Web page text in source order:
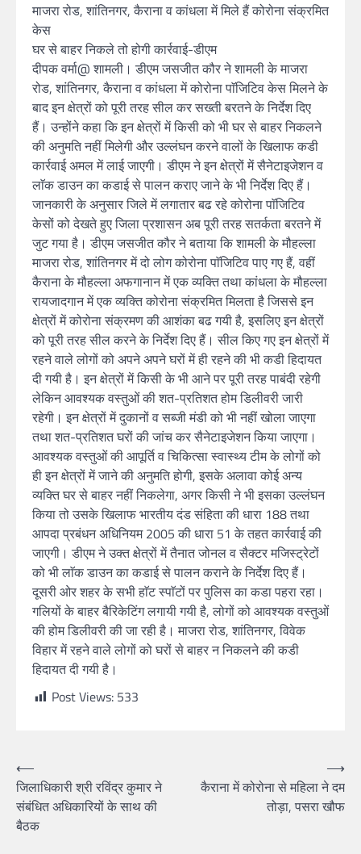
माजरा रोड, शांतिनगर, कैराना व कांधला में मिले हैं कोरोना संक्रमित
केस
घर से बाहर निकले तो होगी कार्रवाई-डीएम
दीपक वर्मा@ शामली। डीएम जसजीत कौर ने शामली के माजरा
रोड, शांतिनगर, कैराना व कांधला में कोरोना पाॅजिटिव केस मिलने के
बाद इन क्षेत्रों को पूरी तरह सील कर सख्ती बरतने के निर्देश दिए
हैं। उन्होंने कहा कि इन क्षेत्रों में किसी को भी घर से बाहर निकलने
की अनुमति नहीं मिलेगी और उल्लंघन करने वालों के खिलाफ कडी
कार्रवाई अमल में लाई जाएगी। डीएम ने इन क्षेत्रों में सैनेटाइजेशन व
लाॅक डाउन का कडाई से पालन कराए जाने के भी निर्देश दिए हैं।
जानकारी के अनुसार जिले में लगातार बढ रहे कोरोना पाॅजिटिव
केसों को देखते हुए जिला प्रशासन अब पूरी तरह सतर्कता बरतने में
जुट गया है। डीएम जसजीत कौर ने बताया कि शामली के मौहल्ला
माजरा रोड, शांतिनगर में दो लोग कोरोना पाॅजिटिव पाए गए हैं, वहीं
कैराना के मौहल्ला अफगानान में एक व्यक्ति तथा कांधला के मौहल्ला
रायजादगान में एक व्यक्ति कोरोना संक्रमित मिलता है जिससे इन
क्षेत्रों में कोरोना संक्रमण की आशंका बढ गयी है, इसलिए इन क्षेत्रों
को पूरी तरह सील करने के निर्देश दिए हैं। सील किए गए इन क्षेत्रों में
रहने वाले लोगों को अपने अपने घरों में ही रहने की भी कडी हिदायत
दी गयी है। इन क्षेत्रों में किसी के भी आने पर पूरी तरह पाबंदी रहेगी
लेकिन आवश्यक वस्तुओं की शत-प्रतिशत होम डिलीवरी जारी
रहेगी। इन क्षेत्रों में दुकानों व सब्जी मंडी को भी नहीं खोला जाएगा
तथा शत-प्रतिशत घरों की जांच कर सैनेटाइजेशन किया जाएगा।
आवश्यक वस्तुओं की आपूर्ति व चिकित्सा स्वास्थ्य टीम के लोगों को
ही इन क्षेत्रों में जाने की अनुमति होगी, इसके अलावा कोई अन्य
व्यक्ति घर से बाहर नहीं निकलेगा, अगर किसी ने भी इसका उल्लंघन
किया तो उसके खिलाफ भारतीय दंड संहिता की धारा 188 तथा
आपदा प्रबंधन अधिनियम 2005 की धारा 51 के तहत कार्रवाई की
जाएगी। डीएम ने उक्त क्षेत्रों में तैनात जोनल व सैक्टर मजिस्ट्रेटों
को भी लाॅक डाउन का कडाई से पालन कराने के निर्देश दिए हैं।
दूसरी ओर शहर के सभी हाॅट स्पाॅटों पर पुलिस का कडा पहरा रहा।
गलियों के बाहर बैरिकेटिंग लगायी गयी है, लोगों को आवश्यक वस्तुओं
की होम डिलीवरी की जा रही है। माजरा रोड, शांतिनगर, विवेक
विहार में रहने वाले लोगों को घरों से बाहर न निकलने की कडी
हिदायत दी गयी है।
Post Views: 533
⟵
जिलाधिकारी श्री रविंद्र कुमार ने
संबंधित अधिकारियों के साथ की
बैठक
कैराना में कोरोना से महिला ने दम
तोड़ा, पसरा खौफ
⟶